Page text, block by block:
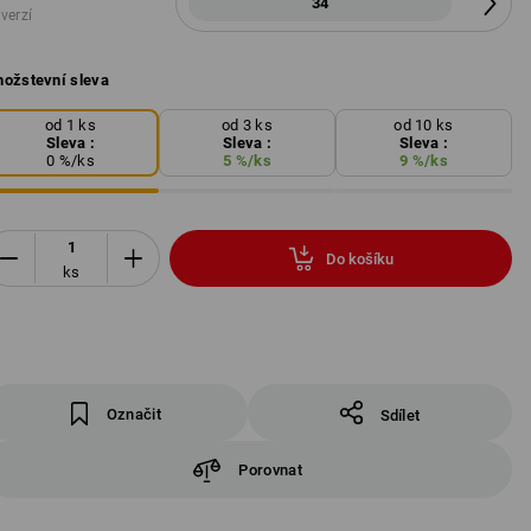
sleva
od 1 ks
Sleva :
0 %/ks
od 3 ks
Sleva :
5 %/ks
od 10 ks
Sleva :
9 %/ks
ks
Do košíku
Označit Sdílet
Porovnat